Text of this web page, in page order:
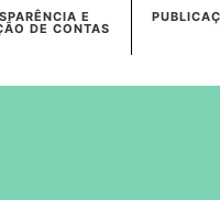
E
DE CONTAS